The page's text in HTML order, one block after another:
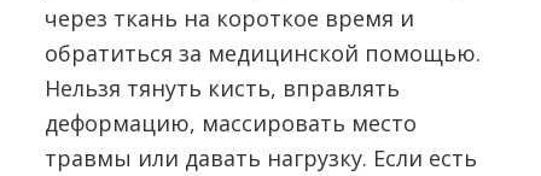
через ткань на короткое время и
обратиться за медицинской помощью.
Нельзя тянуть кисть, вправлять
деформацию, массировать место
травмы или давать нагрузку. Если есть